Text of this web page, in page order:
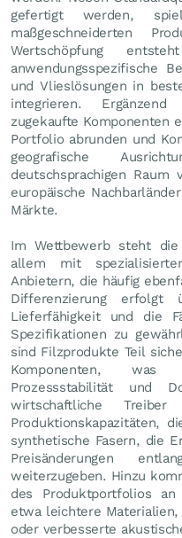
gefertigt werden,
maßgeschneiderten
Wertschöpfung
anwendungsspezifische
und Vlieslösungen in
integrieren.
zugekaufte Komponenten
Portfolio abrunden und
geografische
deutschsprachigen
europäische
Märkte.
Im Wettbewerb steht
allem mit
Anbietern, die häufig
Differenzierung erfolgt
Lieferfähigkeit und die
Spezifikationen zu
sind Filzprodukte Teil
Komponenten,
Prozessstabilität und
wirtschaftliche
Produktionskapazitäten,
synthetische Fasern, die
Preisänderungen
weiterzugeben. Hinzu
des Produktportfolios an
etwa leichtere
oder verbesserte